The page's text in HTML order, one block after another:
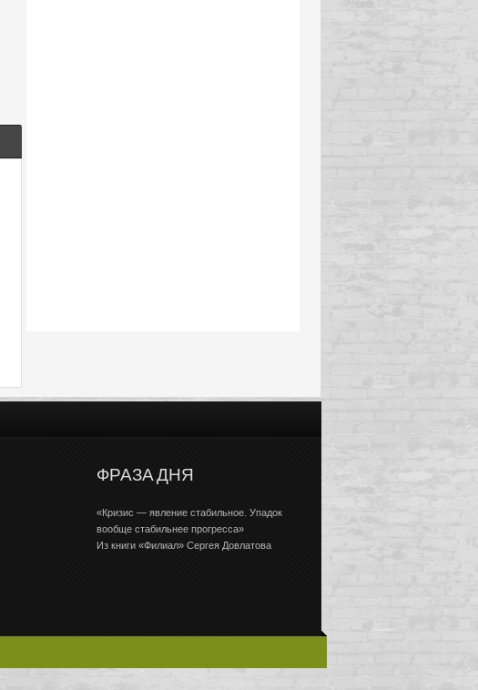
ФРАЗА ДНЯ
«Кризис — явление стабильное. Упадок
вообще стабильнее прогресса»
Из книги «Филиал» Сергея Довлатова